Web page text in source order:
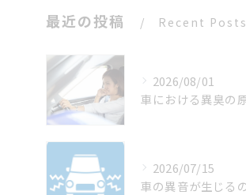
最近の投稿 Recent Posts
2026/08/01
2026/07/15